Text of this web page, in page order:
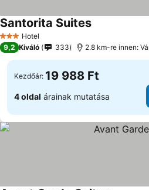
3 Kategória
Hotel
Santorita SuitesÁrak
9,2 Kiváló 333 2.8 km-re innen:
Kezdőár: 19 988 Ft
4 oldal árainak mutatása